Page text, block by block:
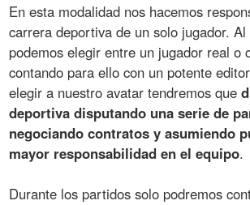
En esta modalidad nos hacemos
carrera deportiva de un solo jugador.
podemos elegir entre un jugador real o
contando para ello con un potente
elegir a nuestro avatar tendremos que
deportiva disputando una serie de
negociando contratos y asumiendo
mayor responsabilidad en el equipo.
Durante los partidos solo podremos